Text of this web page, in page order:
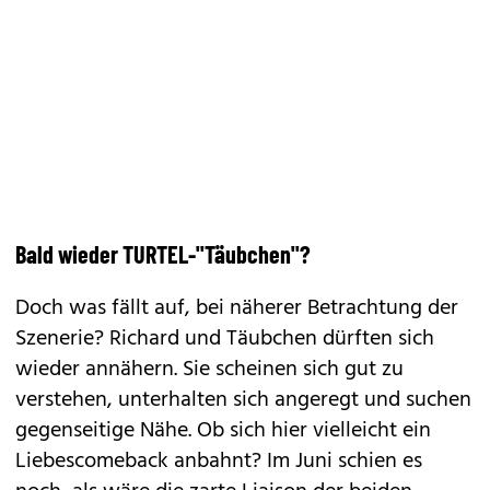
Bald wieder TURTEL-"Täubchen"?
Doch was fällt auf, bei näherer Betrachtung der
Szenerie?Richard und Täubchendürften sich
wieder annähern. Sie scheinen sich gut zu
verstehen, unterhalten sich angeregt und suchen
gegenseitige Nähe. Ob sich hier vielleicht ein
Liebescomeback anbahnt? Im Juni schien es